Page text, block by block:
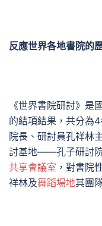
反應世界各地書院的
《世界書院研討》是
的結項結果，共分為
院長、研討員孔祥林
討基地——孔子研討
共享會議室 ，對書院
祥林及舞蹈場地其團